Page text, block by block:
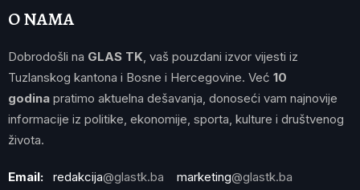
O NAMA
Dobrodošli na GLAS TK , vaš pouzdani izvor vijesti iz
Tuzlanskog kantona i Bosne i Hercegovine. Već 10
godina pratimo aktuelna dešavanja, donoseći vam najnovije
informacije iz politike, ekonomije, sporta, kulture i društvenog
života.
Email: redakcija@glastk.ba marketing@glastk.ba